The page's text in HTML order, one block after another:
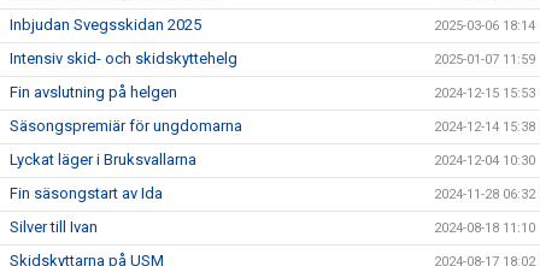
Inbjudan Svegsskidan 2025 2025-03-06 18:14
Intensiv skid- och skidskyttehelg 2025-01-07 11:59
Fin avslutning på helgen 2024-12-15 15:53
Säsongspremiär för ungdomarna 2024-12-14 15:38
Lyckat läger i Bruksvallarna 2024-12-04 10:30
Fin säsongstart av Ida 2024-11-28 06:32
Silver till Ivan 2024-08-18 11:10
Skidskyttarna på USM 2024-08-17 18:02